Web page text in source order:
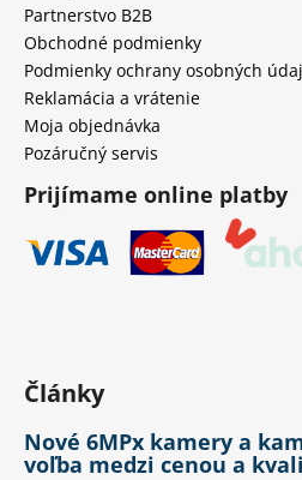
Partnerstvo B2B
Obchodné podmienky
Podmienky ochrany osobných
Reklamácia a vrátenie
Moja objednávka
Pozáručný servis
Prijímame online platby
Články
Nové 6MPx kamery a
voľba medzi cenou a